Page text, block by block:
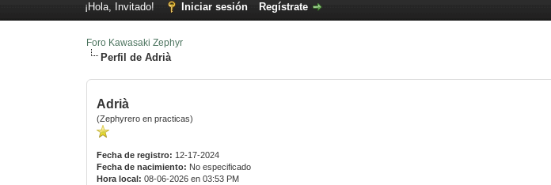
¡Hola, Invitado! Iniciar sesión Regístrate
Foro Kawasaki Zephyr
Perfil de Adrià
Adrià
(Zephyrero en practicas)
Fecha de registro: 12-17-2024
Fecha de nacimiento: No especificado
Hora local: 08-06-2026 en 03:53 PM